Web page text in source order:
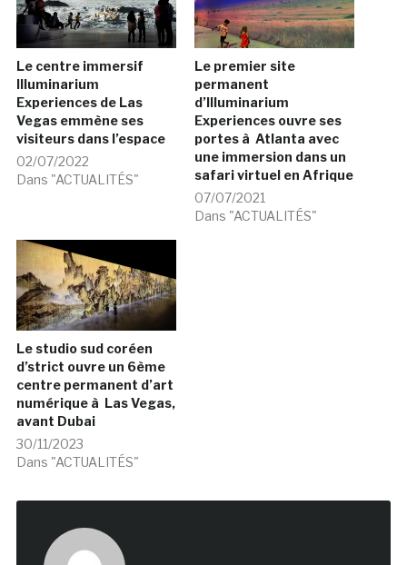
Le centre immersif
Illuminarium
Experiences de Las
Vegas emmène ses
visiteurs dans l’espace
02/07/2022
Dans "ACTUALITÉS"
Le premier site
permanent
d’Illuminarium
Experiences ouvre ses
portes à Atlanta avec
une immersion dans un
safari virtuel en Afrique
07/07/2021
Dans "ACTUALITÉS"
Le studio sud coréen
d’strict ouvre un 6ème
centre permanent d’art
numérique à Las Vegas,
avant Dubai
30/11/2023
Dans "ACTUALITÉS"